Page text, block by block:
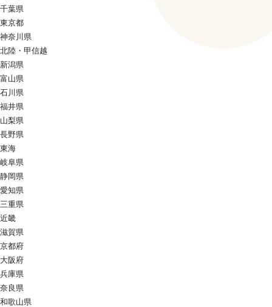
千葉県
東京都
神奈川県
北陸・甲信越
新潟県
富山県
石川県
福井県
山梨県
長野県
東海
岐阜県
静岡県
愛知県
三重県
近畿
滋賀県
京都府
大阪府
兵庫県
奈良県
和歌山県